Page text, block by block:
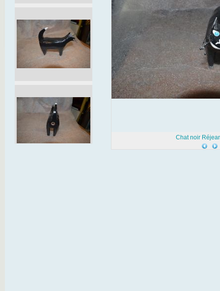
Chat noir